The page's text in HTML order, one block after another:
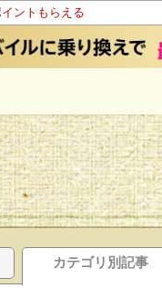
ントもらえる
カテゴリ別記事